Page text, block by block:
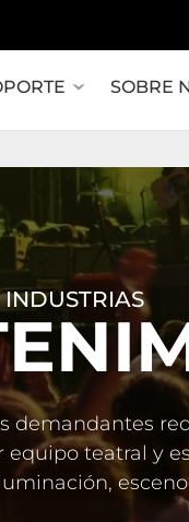
SOBRE
INDUSTRIAS
demandantes
teatral y